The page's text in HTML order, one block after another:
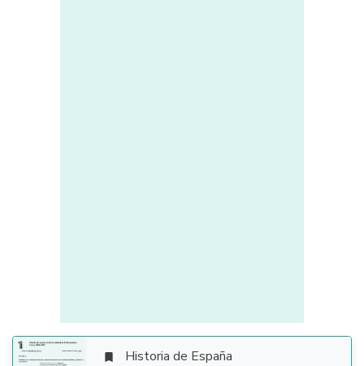
 Historia de España